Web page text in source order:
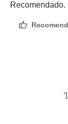
Recomendado.